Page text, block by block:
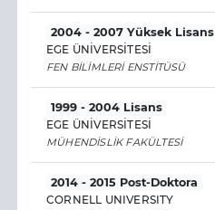
2004 - 2007 Yüksek Lisans
EGE ÜNİVERSİTESİ
FEN BİLİMLERİ ENSTİTÜSÜ
1999 - 2004 Lisans
EGE ÜNİVERSİTESİ
MÜHENDİSLİK FAKÜLTESİ
2014 - 2015 Post-Doktora
CORNELL UNIVERSITY